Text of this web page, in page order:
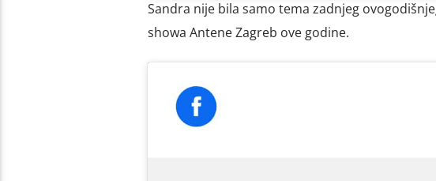
Sandra nije bila samo tema zadnjeg
showa Antene Zagreb ove godine.